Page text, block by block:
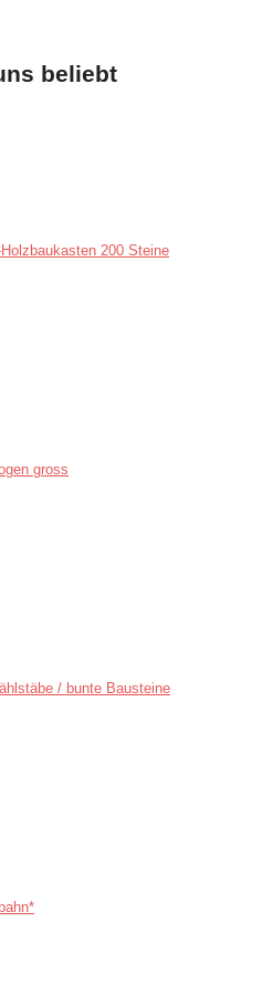
beliebt
200 Steine
gross
/ bunte Bausteine